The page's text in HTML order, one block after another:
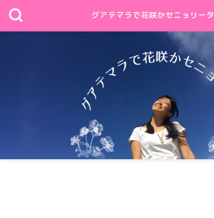
グアテマラで花咲かセニョリータ